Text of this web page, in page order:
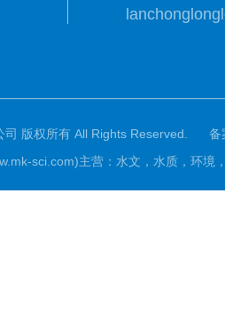
版权所有 All Rights Reserved.
备
sci.com)主营：水文，水质，环境